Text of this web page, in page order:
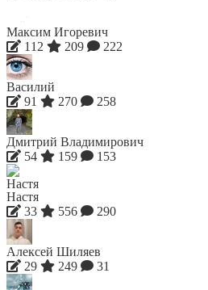
Максим Игоревич
112
209 222
Василий
91
270 258
Дмитрий Владимирович
54
159 153
Настя
33
556 290
Алексей Шиляев
29
249 31